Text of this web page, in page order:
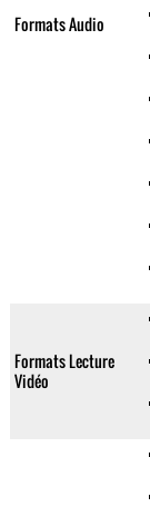
Formats Audio
Formats Lecture
Vidéo